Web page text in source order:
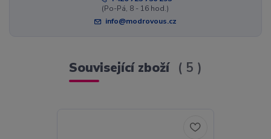
(Po-Pá, 8 - 16 hod.)
info@modrovous.cz
Související zboží 5